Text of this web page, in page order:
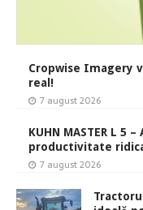
Cropwise Imagery
real!
7 august 2026
KUHN MASTER L
productivitate
7 august 2026